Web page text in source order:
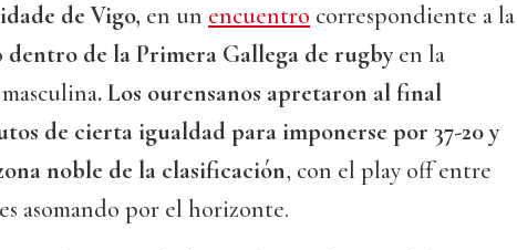
de Vigo, en un encuentro correspondiente a la
dentro de la Primera Gallega de rugbyen la
. Los ourensanos apretaron al final
de cierta igualdad para imponerse por 37-20 y
noble de la clasificación, con el play off entre
asomando por el horizonte.